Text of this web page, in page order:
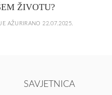
ŽIVOTU?
AŽURIRANO 22.07.2025.
SAVJETNICA